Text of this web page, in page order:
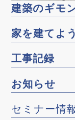
建築のギモ
家を建てよ
工事記録
お知らせ
セミナー情